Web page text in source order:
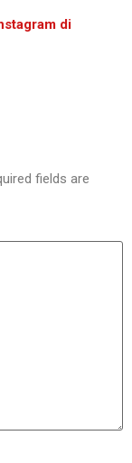
di
fields are